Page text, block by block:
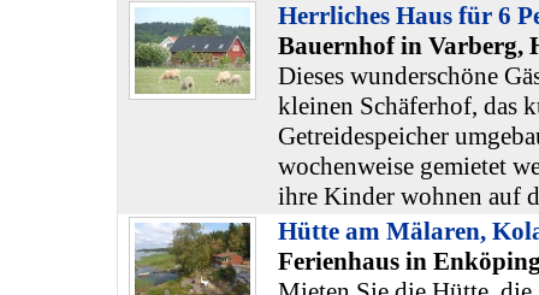
Herrliches Haus für 6
Bauernhof in Varberg,
Dieses wunderschöne
kleinen Schäferhof, das
Getreidespeicher
wochenweise gemietet
ihre Kinder wohnen auf
Hütte am Mälaren,
Ferienhaus in